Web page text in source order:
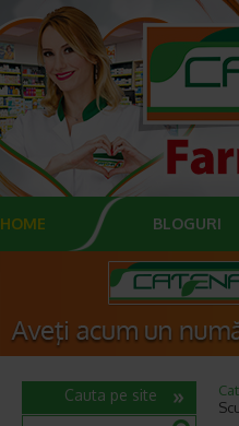
HOME BLOGURI
Cauta pe site